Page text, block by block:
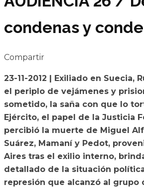
condenas y
Compartir
23-11-2012 | Exiliado en Suecia,
el periplo de vejámenes y
sometido, la saña con que lo
Ejército, el papel de la Justicia
percibió la muerte de Miguel
Suárez, Mamaní y Pedot,
Aires tras el exilio interno,
detallado de la situación
represión que alcanzó al grupo